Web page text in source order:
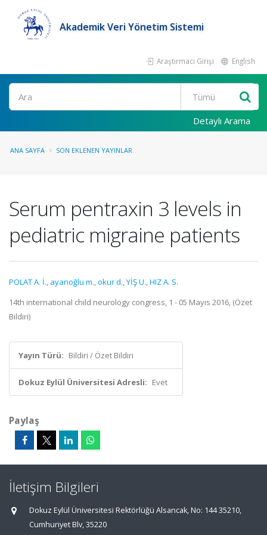
Akademik Veri Yönetim Sistemi
Araştırmacı Girişi English
Ara
Detaylı Arama
ANA SAYFA SON EKLENEN YAYINLAR
Serum pentraxin 3 levels in
pediatric migraine patients
POLAT A. İ., ayanoğlu m.,okur d.,YİŞ U.,HIZ A. S.
14th international child neurology congress, 1 - 05 Mayıs 2016, (Özet
Bildiri)
Yayın Türü: Bildiri / Özet Bildiri
Dokuz Eylül Üniversitesi Adresli: Evet
Paylaş
İletişim Bilgileri
Dokuz Eylül Üniversitesi Rektörlüğü Alsancak, No: 144 35210,
Cumhuriyet Blv, 35220